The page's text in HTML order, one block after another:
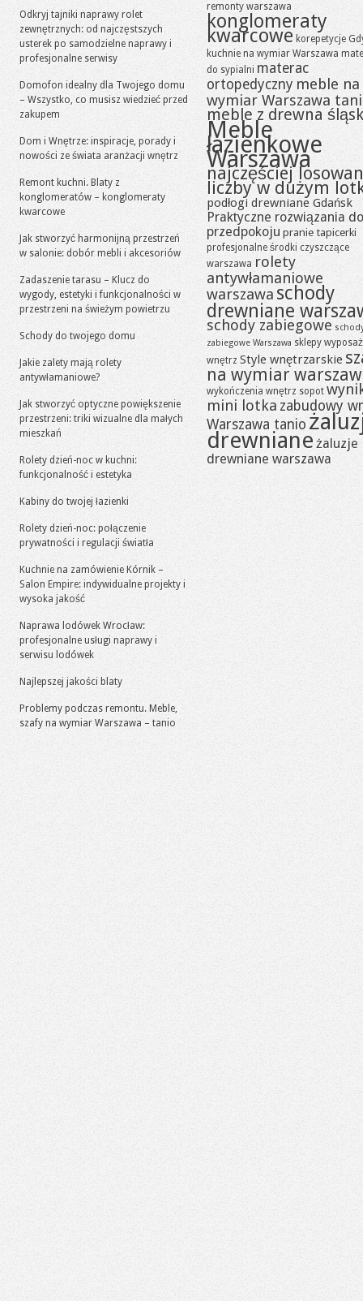
Odkryj tajniki naprawy rolet
zewnętrznych: od najczęstszych
usterek po samodzielne naprawy i
profesjonalne serwisy
Domofon idealny dla Twojego domu
– Wszystko, co musisz wiedzieć przed
zakupem
Dom i Wnętrze: inspiracje, porady i
nowości ze świata aranżacji wnętrz
Remont kuchni. Blaty z
konglomeratów – konglomeraty
kwarcowe
Jak stworzyć harmonijną przestrzeń
w salonie: dobór mebli i akcesoriów
Zadaszenie tarasu – Klucz do
wygody, estetyki i funkcjonalności w
przestrzeni na świeżym powietrzu
Schody do twojego domu
Jakie zalety mają rolety
antywłamaniowe?
Jak stworzyć optyczne powiększenie
przestrzeni: triki wizualne dla małych
mieszkań
Rolety dzień-noc w kuchni:
funkcjonalność i estetyka
Kabiny do twojej łazienki
Rolety dzień-noc: połączenie
prywatności i regulacji światła
Kuchnie na zamówienie Kórnik –
Salon Empire: indywidualne projekty i
wysoka jakość
Naprawa lodówek Wrocław:
profesjonalne usługi naprawy i
serwisu lodówek
Najlepszej jakości blaty
Problemy podczas remontu. Meble,
szafy na wymiar Warszawa – tanio
remonty warszawa
konglomeraty
kwarcowe korepetycje
kuchnie na wymiar Warszawa
do sypialni materac
ortopedyczny meble na
wymiar Warszawa
meble z drewna
Meble
łazienkowe
Warszawa
najczęściej
liczby w dużym
podłogi drewniane Gdańsk
Praktyczne rozwiązania do
przedpokoju pranie tapicerki
profesjonalne środki czyszczące
warszawa rolety
antywłamaniowe
warszawa schody
drewniane
schody zabiegowe
zabiegowe Warszawa sklepy
wnętrz Style wnętrzarskie
na wymiar
wykończenia wnętrz sopot
mini lotka zabudowy
Warszawa tanio
drewniane żaluzje
drewniane warszawa